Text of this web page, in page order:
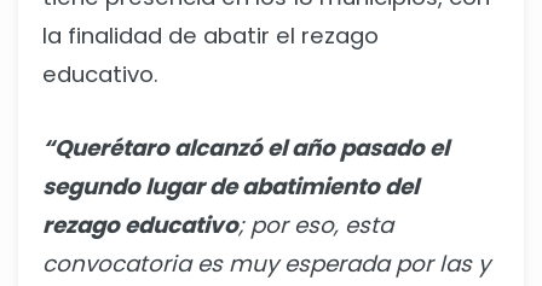
la finalidad de abatir el rezago
educativo.
“Querétaro alcanzó el año pasado el
segundo lugar de abatimiento del
rezago educativo; por eso, esta
convocatoria es muy esperada por las y